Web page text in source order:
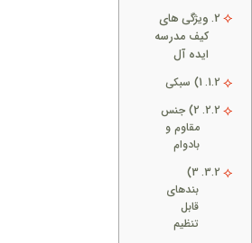
ویژگی های
کیف مدرسه
ایده آل
1) سبکی
2) جنس
مقاوم و
بادوام
3)
بندهای
قابل
تنظیم